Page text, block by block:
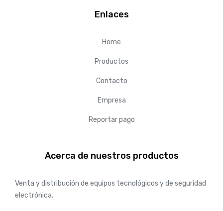
Enlaces
Home
Productos
Contacto
Empresa
Reportar pago
Acerca de nuestros productos
Venta y distribución de equipos tecnológicos y de seguridad
electrónica.